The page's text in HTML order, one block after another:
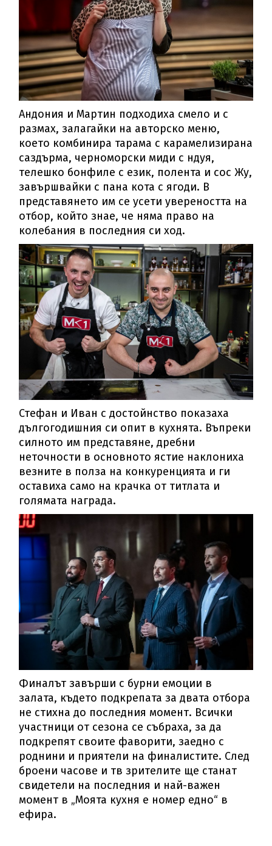
Андония и Мартин подходиха смело и с
размах, залагайки на авторско меню,
което комбинира тарама с карамелизирана
саздърма, черноморски миди с ндуя,
телешко бонфиле с език, полента и сос Жу,
завършвайки с пана кота с ягоди. В
представянето им се усети увереността на
отбор, който знае, че няма право на
колебания в последния си ход.
Стефан и Иван с достойнство показаха
дългогодишния си опит в кухнята. Въпреки
силното им представяне, дребни
неточности в основното ястие наклониха
везните в полза на конкуренцията и ги
оставиха само на крачка от титлата и
голямата награда.
Финалът завърши с бурни емоции в
залата, където подкрепата за двата отбора
не стихна до последния момент. Всички
участници от сезона се събраха, за да
подкрепят своите фаворити, заедно с
роднини и приятели на финалистите. След
броени часове и тв зрителите ще станат
свидетели на последния и най-важен
момент в „Моята кухня е номер едно“ в
ефира.